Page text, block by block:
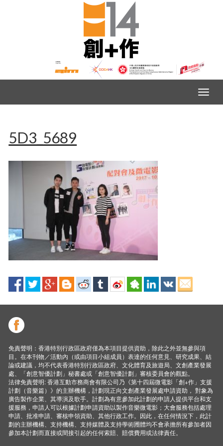
5D3_5689
免責聲明：香港特別行政區政府僅為本項目提供資助，除此之外並無參與項
目。在本刊物／活動內（或由項目小組成員）表達的任何意見、研究成果、結
論或建議，均不代表香港特別行政區政府、文化體育及旅遊局、文創產業發展
處、「創意智優計劃」秘書處或「創意智優計劃」審核委員會的觀點。
法律免責聲明: 香港互動市務商會有限公司乃《第十四屆微電影「創+作」支援
計劃（音樂篇）》的主辦機構，計劃現正向文創產業發展處申請資助， 對象為
廣告製作企業、其導演及歌手。計劃為有意參加此計劃的申請人提供平台和支
援服務，申請人可以根據計劃申請資助以製作音樂微電影；大會服務包括處理
申請、批准申請、審核申領資助、其他行政工作。因此，在任何情況下，此計
劃的主辦機構、支持機構、支持媒體及支持學術圑體均不會承擔所有參加者因
參加本計劃而直接或間接引起的任何索賠、賠償費用或法律責任。